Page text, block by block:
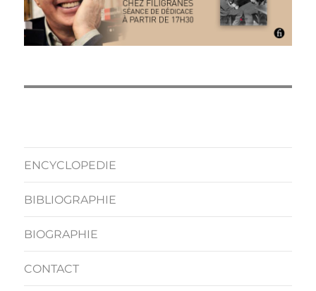
ENCYCLOPEDIE
BIBLIOGRAPHIE
BIOGRAPHIE
CONTACT